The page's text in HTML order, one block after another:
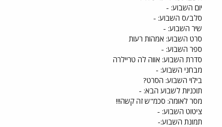
יום השבוע: -
סלב/ס השבוע: -
שיר השבוע: -
סרט השבוע: אמהות רעות
ספר השבוע: -
סדרת השבוע: אווה לה טריילרה
מבחני השבוע: -
בילוי השבוע: הסרט?
תוכניות לשבוע הבא: -
מסר לאומה: סכמ"ש זה קשה!!!
ציטוט השבוע: -
תמונת השבוע:-